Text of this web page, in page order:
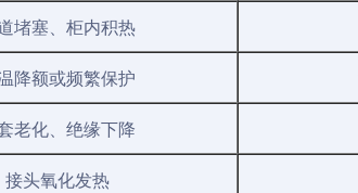
堵塞、柜内积热
降额或频繁保护
老化、绝缘下降
接头氧化发热